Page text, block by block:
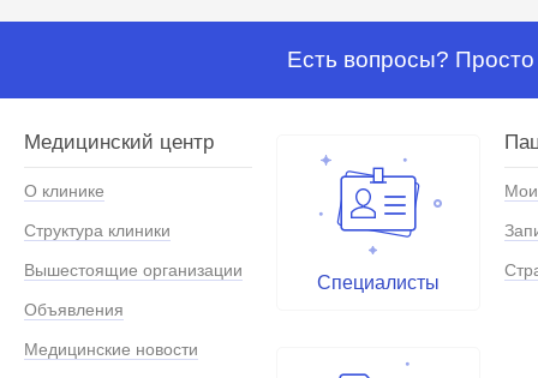
Есть вопросы?
Медицинский центр
О клинике
Структура клиники
Вышестоящие организации
Объявления
Медицинские новости
Специалисты